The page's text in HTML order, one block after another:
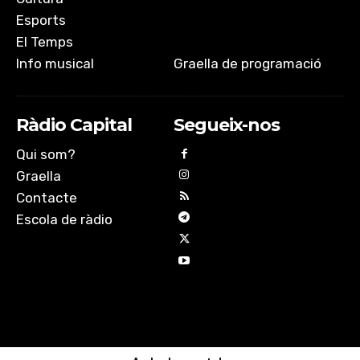
Esports
El Temps
Info musical
Graella de programació
Ràdio Capital
Qui som?
Graella
Contacte
Escola de ràdio
Segueix-nos